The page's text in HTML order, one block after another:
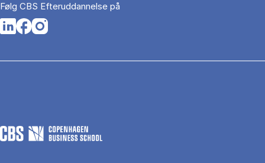
Følg CBS Efteruddannelse på
Opens in a new tab
Opens in a new tab
Opens in a new tab